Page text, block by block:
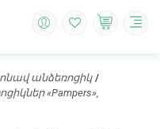
անձեռոցիկ
«Pampers»,